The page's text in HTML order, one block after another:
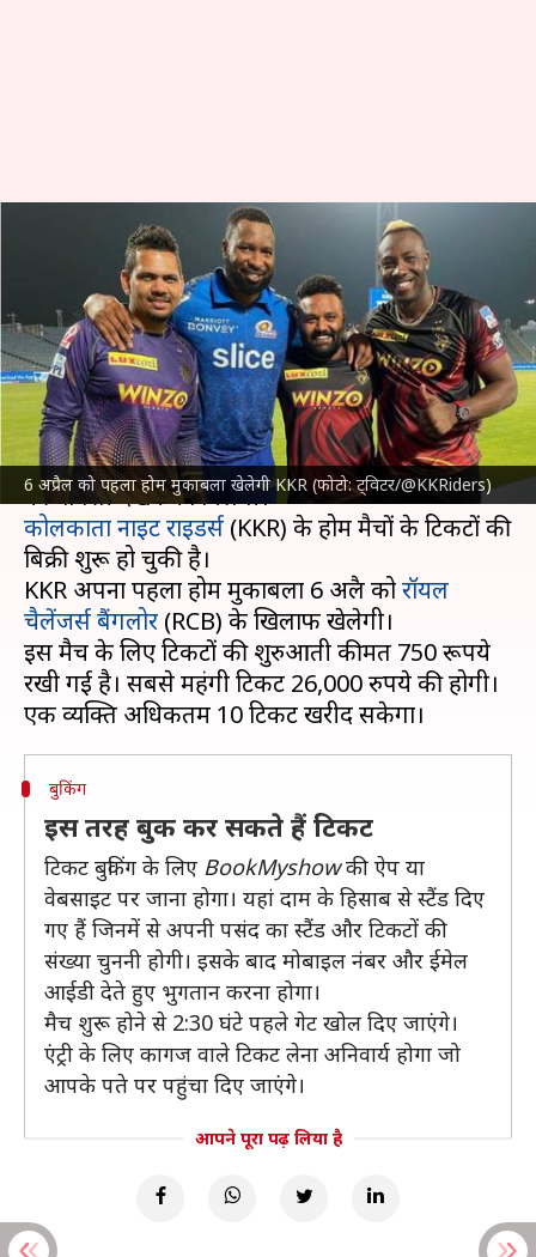
6 अप्रैल को पहला होम मुकाबला खेलेगी KKR (फोटो: ट्विटर/@KKRiders)
IPL 2023: कोलकाता नाइट राइडर्स
के होम मैचों के टिकटों की बिक्री शुरू,
इतनी है कीमत
लेखन नीरज पाण्डेय Mar 20, 2023 05:34 pm
क्या है खबर?
इंडियन प्रीमियर लीग(IPL) 2023 में होम और अवे फॉर्मेट
कोलकाता नाइट राइडर्स (KKR) के होम मैचों के टिकटों की
बिक्री शुरू हो चुकी है।
KKR अपना पहला होम मुकाबला 6 अप्रैल कोरॉयल
चैलेंजर्स बैंगलोर (RCB) के खिलाफ खेलेगी।
इस मैच के लिए टिकटों की शुरुआती कीमत 750 रूपये
रखी गई है। सबसे महंगी टिकट 26,000 रुपये की होगी।
बुकिंग
इस तरह बुक कर सकते हैं टिकट
टिकट बुकिंग के लिए BookMyshowकी ऐप या
वेबसाइट पर जाना होगा। यहां दाम के हिसाब से स्टैंड दिए
गए हैं जिनमें से अपनी पसंद का स्टैंड और टिकटों की
संख्या चुननी होगी। इसके बाद मोबाइल नंबर और ईमेल
आईडी देते हुए भुगतान करना होगा।
मैच शुरू होने से 2:30 घंटे पहले गेट खोल दिए जाएंगे।
एंट्री के लिए कागज वाले टिकट लेना अनिवार्य होगा जो
आपके पते पर पहुंचा दिए जाएंगे।
आपने पूरा पढ़ लिया है